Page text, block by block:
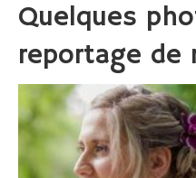
Quelques
reportage de